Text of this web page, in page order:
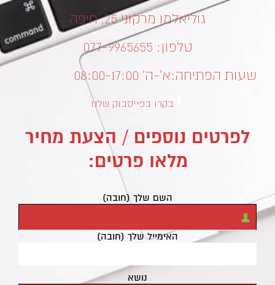
גוליאלמו מרקוני 25, חיפה
טלפון: 077-9965655
שעות הפתיחה:א’-ה’ 08:00-17:00
בקרו בפייסבוק שלנו
לפרטים נוספים / הצעת מחיר
מלאו פרטים:
השם שלך (חובה)
האימייל שלך (חובה)
נושא